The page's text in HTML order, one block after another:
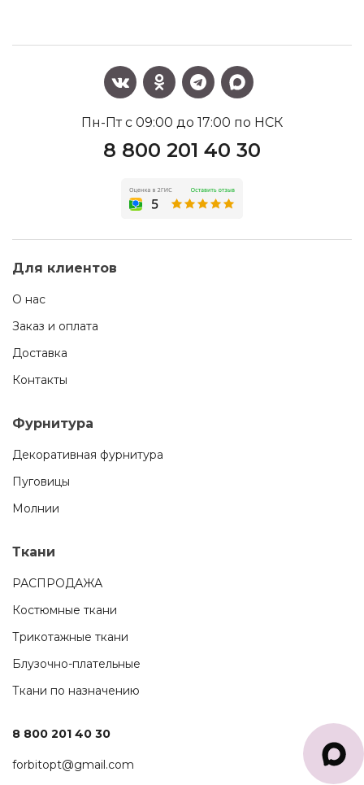
Пн-Пт с 09:00 до 17:00 по НСК
8 800 201 40 30
Для клиентов
О нас
Заказ и оплата
Доставка
Контакты
Фурнитура
Декоративная фурнитура
Пуговицы
Молнии
Ткани
РАСПРОДАЖА
Костюмные ткани
Трикотажные ткани
Блузочно-плательные
Ткани по назначению
8 800 201 40 30
forbitopt@gmail.com